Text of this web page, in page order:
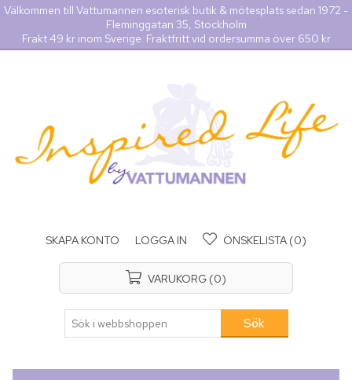
Välkommen till Vattumannen esoterisk butik & mötesplats sedan 1972 -
Fleminggatan 35, Stockholm
Frakt 49 kr inom Sverige. Fraktfritt vid ordersumma över 650 kr
SKAPA KONTO LOGGA IN ÖNSKELISTA (0)
VARUKORG (0)